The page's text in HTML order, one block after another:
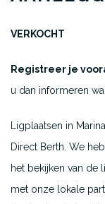
VERKOCHT
Registreer je
u dan informeren
Ligplaatsen in
Direct Berth. We
het bekijken van de
met onze lokale